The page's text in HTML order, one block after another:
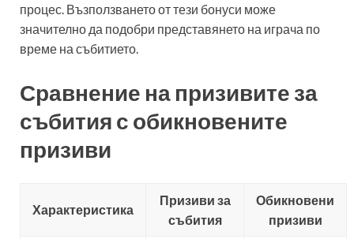
процес. Възползването от тези бонуси може
значително да подобри представянето на играча по
време на събитието.
Сравнение на призивите за
събития с обикновените
призиви
Характеристика
Призиви за
събития
Обикновени
призиви